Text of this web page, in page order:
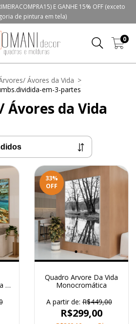
E GANHE 15% OFF (exceto
de pintura em tela)
0
Ávores da Vida >
em-3-partes
Ávores da Vida
-
33%
OFF
Quadro Arvore Da Vida
Monocromática
A partir de:R$449,00
R$299,00